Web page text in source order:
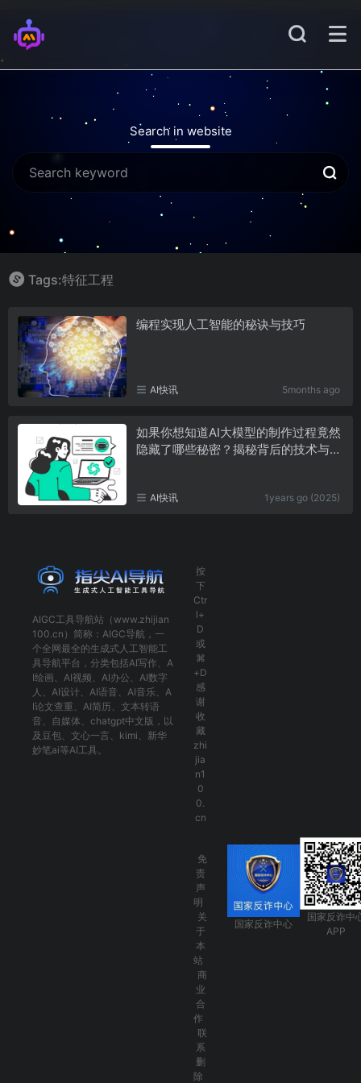
Search in website
Tags:特征工程
编程实现人工智能的秘诀与技巧
AI快讯 5months ago
如果你想知道AI大模型的制作过程竟然
隐藏了哪些秘密？揭秘背后的技术与挑
AI快讯 1years go (2025)
AIGC工具导航站（www.zhijian
100.cn）简称： AIGC导航 ，一
个全网最全的生成式人工智能工
具导航平台，分类包括AI写作 、 A
I绘画 、 AI视频 、 AI办公 、 AI数字
人 、 AI设计、 AI语音、 AI音乐、 A
I论文查重 、 AI简历 、 文本转语
音、 自媒体 、 chatgpt中文版 ，以
及 豆包、 文心一言 、 kimi 、 新华
妙笔ai等AI工具。
按
下
Ctr
l+
D
或
⌘
+D
感
谢
收
藏
zhi
jia
n1
0
0.
cn
免
责
声
明
关
于
本
站
商
业
合
作
联
系
删
除
国家反诈中心
国家反诈中
APP